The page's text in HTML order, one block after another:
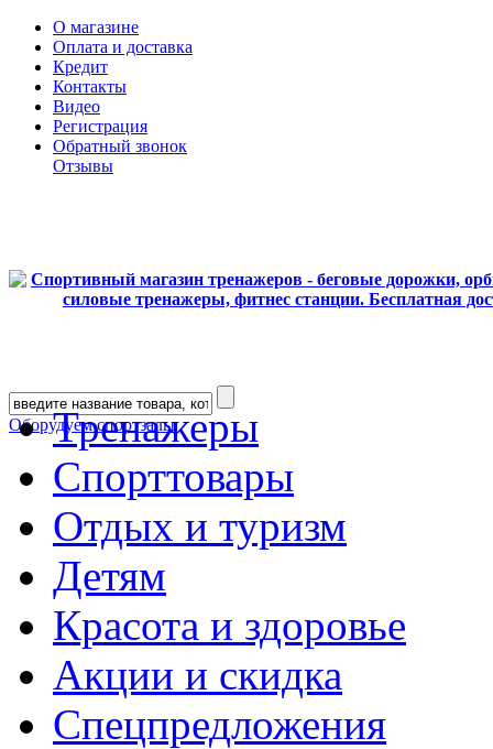
О магазине
Оплата и доставка
Кредит
Контакты
Видео
Регистрация
Обратный звонок
Отзывы
Оборудуем спортзалы
Тренажеры
Спорттовары
Отдых и туризм
Детям
Красота и здоровье
Акции и скидка
Спецпредложения